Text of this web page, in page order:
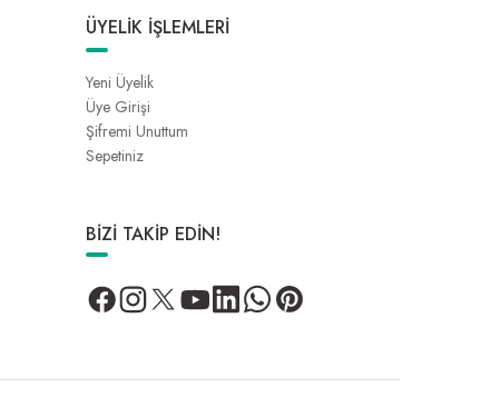
ÜYELİK İŞLEMLERİ
Yeni Üyelik
Üye Girişi
Şifremi Unuttum
Sepetiniz
BİZİ TAKİP EDİN!